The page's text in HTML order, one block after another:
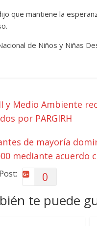
que mantiene la
de Niños y Niñas
y Medio Ambiente
por PARGIRH
de mayoría
mediante
0
te puede